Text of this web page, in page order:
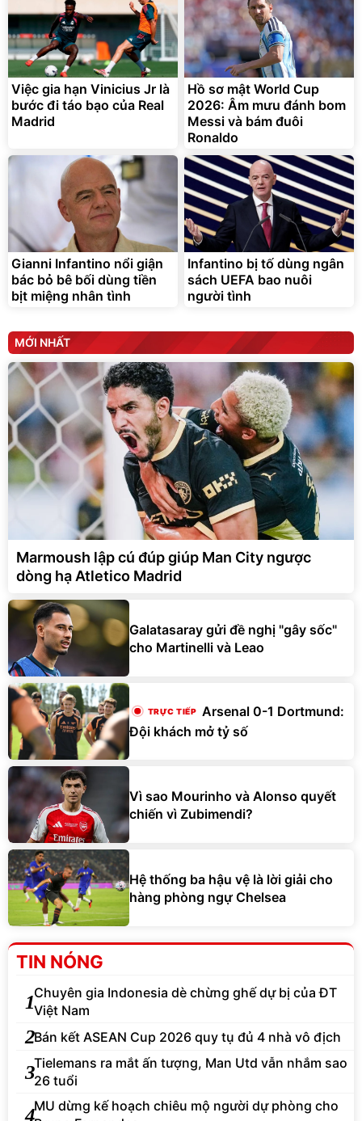
Việc gia hạn Vinicius Jr là
bước đi táo bạo của Real
Madrid
Hồ sơ mật World Cup
2026: Âm mưu đánh bom
Messi và bám đuôi
Ronaldo
Gianni Infantino nổi giận
bác bỏ bê bối dùng tiền
bịt miệng nhân tình
Infantino bị tố dùng ngân
sách UEFA bao nuôi
người tình
MỚI NHẤT
Marmoush lập cú đúp giúp Man City ngược
dòng hạ Atletico Madrid
Galatasaray gửi đề nghị "gây sốc"
cho Martinelli và Leao
Arsenal 0-1 Dortmund:
Đội khách mở tỷ số
Vì sao Mourinho và Alonso quyết
chiến vì Zubimendi?
Hệ thống ba hậu vệ là lời giải cho
hàng phòng ngự Chelsea
TIN NÓNG
1Chuyên gia Indonesia dè chừng ghế dự bị của ĐT
Việt Nam
2Bán kết ASEAN Cup 2026 quy tụ đủ 4 nhà vô địch
3Tielemans ra mắt ấn tượng, Man Utd vẫn nhắm sao
26 tuổi
4MU dừng kế hoạch chiêu mộ người dự phòng cho